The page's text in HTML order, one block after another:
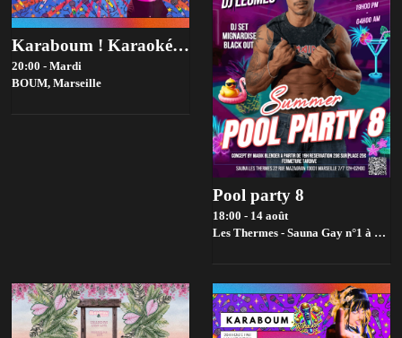
Karaboum ! Karaoké Hosté Par Flémentine
20:00 - Mardi
BOUM, Marseille
Pool party 8
18:00 - 14 août
Les Thermes - Sauna Gay n°1 à Marseille,